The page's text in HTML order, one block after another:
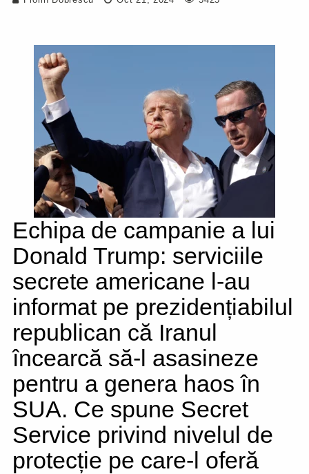
Echipa de campanie a lui
Donald Trump: serviciile
secrete americane l-au
informat pe prezidențiabilul
republican că Iranul
încearcă să-l asasineze
pentru a genera haos în
SUA. Ce spune Secret
Service privind nivelul de
protecție pe care-l oferă